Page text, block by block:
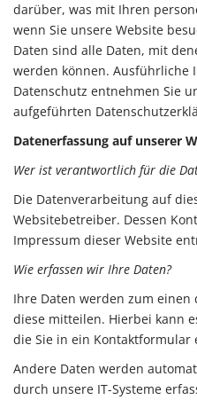
darüber, was mit Ihren
wenn Sie unsere Website
Daten sind alle Daten, mit
werden können. Ausführliche
Datenschutz entnehmen Sie
aufgeführten
Datenerfassung auf unserer
Wer ist verantwortlich für die
Die Datenverarbeitung auf
Websitebetreiber. Dessen
Impressum dieser Website
Wie erfassen wir Ihre Daten?
Ihre Daten werden zum einen
diese mitteilen. Hierbei kann
die Sie in ein Kontaktformular
Andere Daten werden
durch unsere IT-Systeme